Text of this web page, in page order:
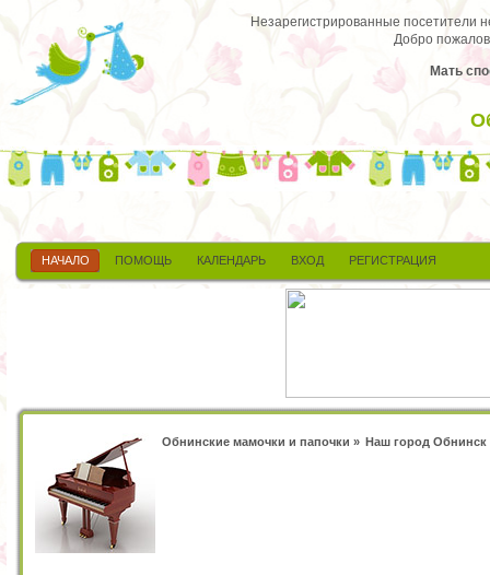
Незарегистрированные посетители
Добро
Мать
НАЧАЛО ПОМОЩЬ КАЛЕНДАРЬ ВХОД РЕГИСТРАЦИЯ
Обнинские мамочки и папочки » Наш город Обнинск